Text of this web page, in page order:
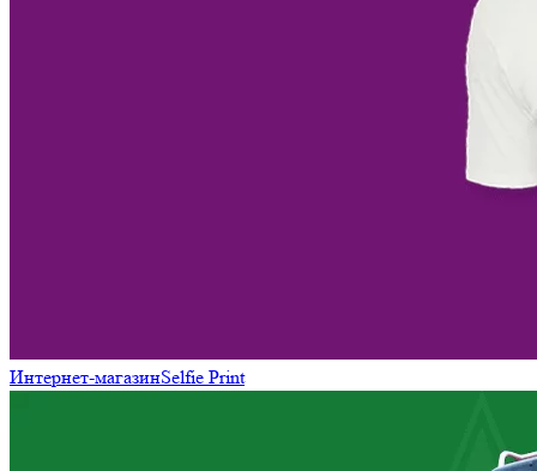
Интернет-магазинSelfie Print